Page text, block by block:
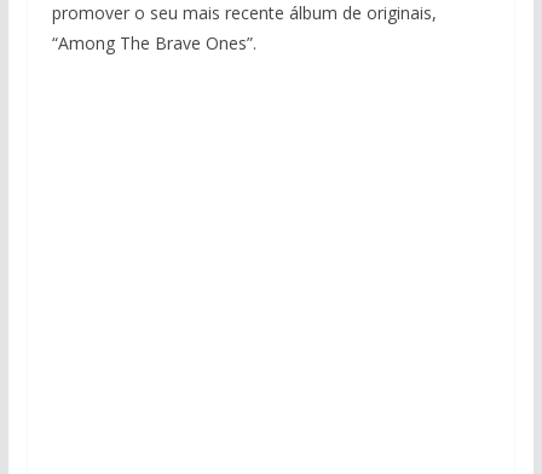
promover o seu mais recente álbum de originais,
“Among The Brave Ones”.